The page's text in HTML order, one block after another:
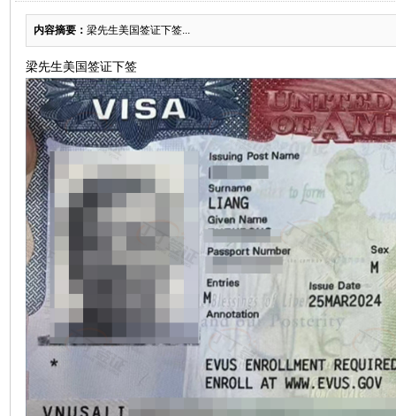
内容摘要： ​梁先生美国签证下签...
梁先生美国签证下签